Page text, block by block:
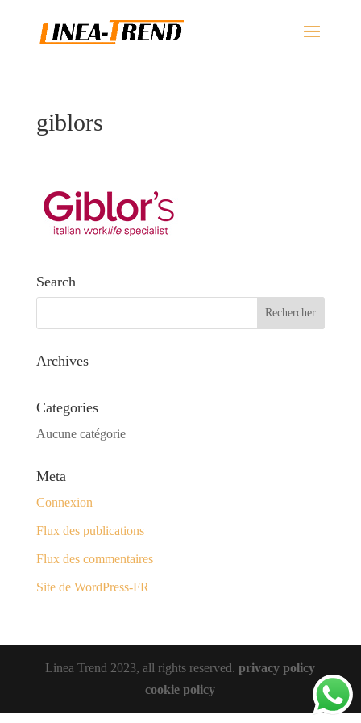
giblors
Search
Archives
Categories
Aucune catégorie
Meta
Connexion
Flux des publications
Flux des commentaires
Site de WordPress-FR
Linea Trend 2023, all rights reserved.privacy policy
cookie policy